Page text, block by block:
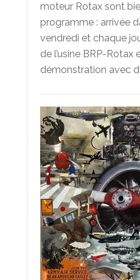
moteur Rotax sont
programme : arrivée
vendredi et chaque
de l’usine BRP-
démonstration avec